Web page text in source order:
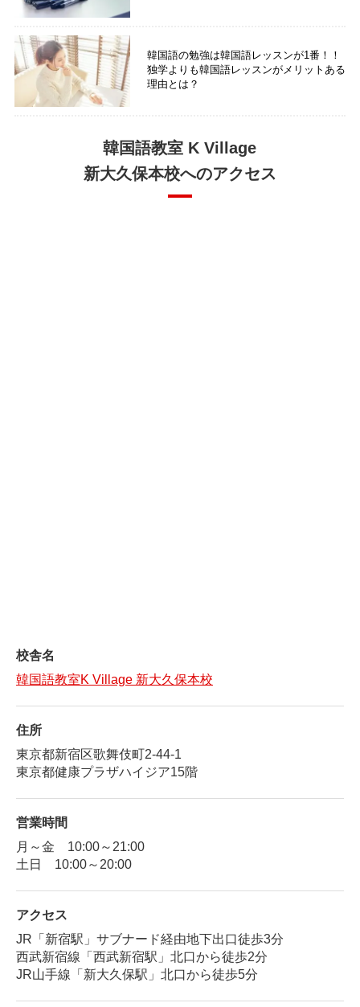
韓国語の勉強は韓国語レッスンが1番！！
独学よりも韓国語レッスンがメリットある
理由とは？
韓国語教室 K Village
新大久保本校へのアクセス
校舎名
韓国語教室K Village 新大久保本校
住所
東京都新宿区歌舞伎町2-44-1
東京都健康プラザハイジア15階
営業時間
月～金 10:00～21:00
土日 10:00～20:00
アクセス
JR「新宿駅」サブナード経由地下出口徒歩3分
西武新宿線「西武新宿駅」北口から徒歩2分
JR山手線「新大久保駅」北口から徒歩5分